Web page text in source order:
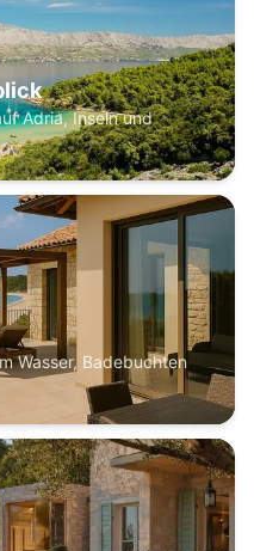
Adria, Inseln und
Wasser, Badebuchten